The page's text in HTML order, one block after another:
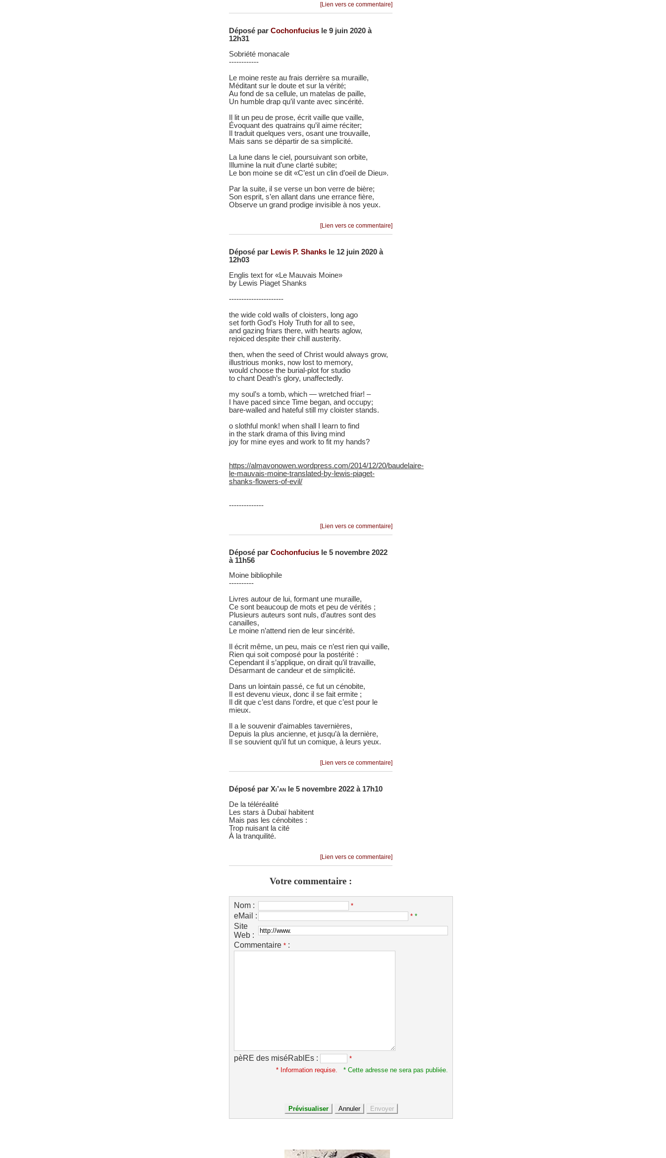
[Lien vers ce commentaire]
Déposé par Cochonfucius le 9 juin 2020 à
12h31
Sobriété monacale
------------
Le moine reste au frais derrière sa muraille,
Méditant sur le doute et sur la vérité;
Au fond de sa cellule, un matelas de paille,
Un humble drap qu’il vante avec sincérité.
Il lit un peu de prose, écrit vaille que vaille,
Évoquant des quatrains qu’il aime réciter;
Il traduit quelques vers, osant une trouvaille,
Mais sans se départir de sa simplicité.
La lune dans le ciel, poursuivant son orbite,
Illumine la nuit d’une clarté subite;
Le bon moine se dit «C’est un clin d’oeil de Dieu».
Par la suite, il se verse un bon verre de bière;
Son esprit, s’en allant dans une errance fière,
Observe un grand prodige invisible à nos yeux.
[Lien vers ce commentaire]
Déposé par Lewis P. Shanks le 12 juin 2020 à
12h03
Englis text for «Le Mauvais Moine»
by Lewis Piaget Shanks
----------------------
the wide cold walls of cloisters, long ago
set forth God’s Holy Truth for all to see,
and gazing friars there, with hearts aglow,
rejoiced despite their chill austerity.
then, when the seed of Christ would always grow,
illustrious monks, now lost to memory,
would choose the burial-plot for studio
to chant Death’s glory, unaffectedly.
my soul’s a tomb, which — wretched friar! –
I have paced since Time began, and occupy;
bare-walled and hateful still my cloister stands.
o slothful monk! when shall I learn to find
in the stark drama of this living mind
joy for mine eyes and work to fit my hands?
https://almavonowen.wordpress.com/2014/12/20/baudelaire-
le-mauvais-moine-translated-by-lewis-piaget-
shanks-flowers-of-evil/
--------------
[Lien vers ce commentaire]
Déposé par Cochonfucius le 5 novembre 2022
à 11h56
Moine bibliophile
----------
Livres autour de lui, formant une muraille,
Ce sont beaucoup de mots et peu de vérités ;
Plusieurs auteurs sont nuls, d’autres sont des
canailles,
Le moine n’attend rien de leur sincérité.
Il écrit même, un peu, mais ce n’est rien qui vaille,
Rien qui soit composé pour la postérité :
Cependant il s’applique, on dirait qu’il travaille,
Désarmant de candeur et de simplicité.
Dans un lointain passé, ce fut un cénobite,
Il est devenu vieux, donc il se fait ermite ;
Il dit que c’est dans l’ordre, et que c’est pour le
mieux.
Il a le souvenir d’aimables tavernières,
Depuis la plus ancienne, et jusqu’à la dernière,
Il se souvient qu’il fut un comique, à leurs yeux.
[Lien vers ce commentaire]
Déposé par Xi’an le 5 novembre 2022 à 17h10
De la téléréalité
Les stars à Dubaï habitent
Mais pas les cénobites :
Trop nuisant la cité
À la tranquilité.
[Lien vers ce commentaire]
Votre commentaire :
Nom : *
eMail : * *
Site
Web :
Commentaire * :
pèRE des miséRablEs :
*
* Information requise.
* Cette adresse ne sera pas publiée.